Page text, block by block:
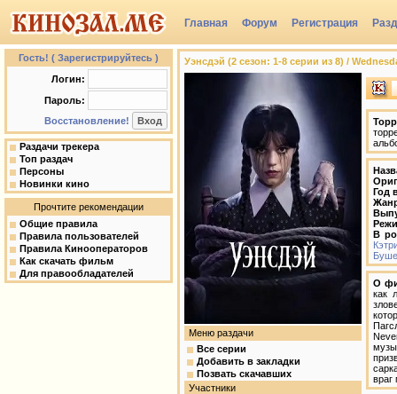
Главная Форум Регистрация
Группы
Гость! ( Зарегистрируйтесь )
Логин:
Пароль:
Восстановление!
Раздачи трекера
Топ раздач
Персоны
Новинки кино
Прочтите рекомендации
Общие правила
Правила пользователей
Правила Кинооператоров
Как скачать фильм
Для правообладателей
Уэнсдэй (2 сезон: 1-8 серии из 8) /
Меню раздачи
Все серии
Добавить в закладки
Позвать скачавших
Участники
Год
В
О
как